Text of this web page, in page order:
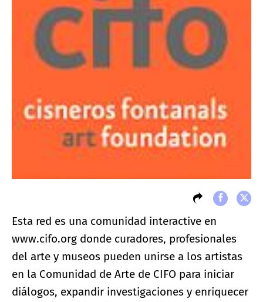
Esta red es una comunidad interactive en
www.cifo.org donde curadores, profesionales
del arte y museos pueden unirse a los artistas
en la Comunidad de Arte de CIFO para iniciar
diálogos, expandir investigaciones y enriquecer